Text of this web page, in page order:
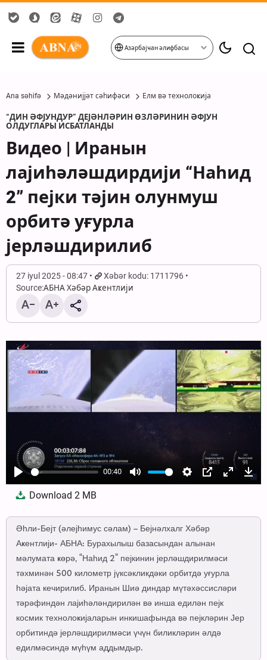
Азәрбајҹан әлифбасы
Ana səhifə Мәдәнијјәт сәһифәси Елм вә технолоҝија
“ДИН ӘФЈУНДУР” ДЕЈӘНЛӘРИН ӨЗЛӘРИНИН ӘФЈУН
ОЛДУГЛАРЫ ИСБАТЛАНДЫ
Видео | Иранын
лајиһәләшдирдији “Наһид
2” пејки тәјин олунмуш
орбитә уғурла
јерләшдирилиб
27 iyul 2025 - 08:47
Xəbər kodu: 1711796
Source:АБНА Хәбәр Аҝентлији
Play
00:40
Mute Settings
PIP Enter
Download2 MB
Әһли-Бејт (әлејһимус сәлам) – Бејнәлхалг Хәбәр
Аҝентлији- АБНА: Бурахылыш базасындан алынан
мәлумата ҝөрә, “Наһид 2” пејкинин јерләшдирилмәси
тәхминән 500 километр јүксәкликдәки орбитдә уғурла
һәјата кечирилиб. Иранын Шиә диндар мүтәхәссисләри
тәрәфиндән лајиһәләндирилән вә инша едилән пејк
космик технолоҝијаларын инкишафында вә пејкләрин Јер
орбитиндә јерләшдирилмәси үчүн биликләрин әлдә
едилмәсиндә мүһүм аддымдыр.